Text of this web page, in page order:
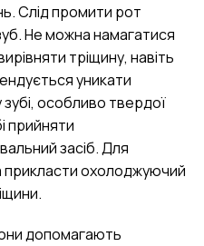
Слід промити рот
Не можна намагатися
тріщину, навіть
уникати
особливо твердої
прийняти
засіб. Для
охолоджуючий
допомагають